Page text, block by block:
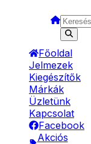
Főoldal
Jelmezek
Kiegészítők
Márkák
Üzletünk
Kapcsolat
Facebook
Akciós